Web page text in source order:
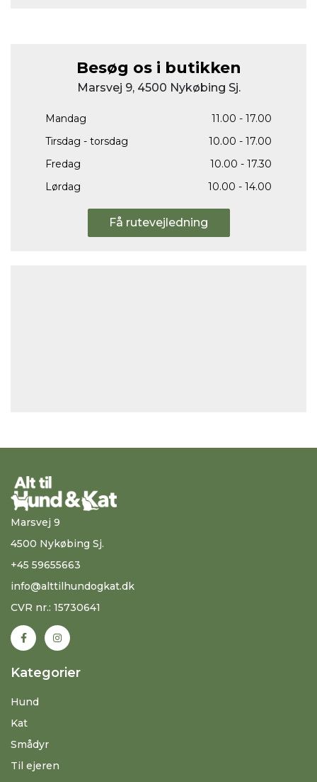
Besøg os i butikken
Marsvej 9, 4500 Nykøbing Sj.
Mandag
11.00 - 17.00
Tirsdag - torsdag
10.00 - 17.00
Fredag
10.00 - 17.30
Lørdag
10.00 - 14.00
Få rutevejledning
Marsvej 9
4500 Nykøbing Sj.
+45 59655663
info@alttilhundogkat.dk
CVR nr.: 15730641
Kategorier
Hund
Kat
Smådyr
Til ejeren